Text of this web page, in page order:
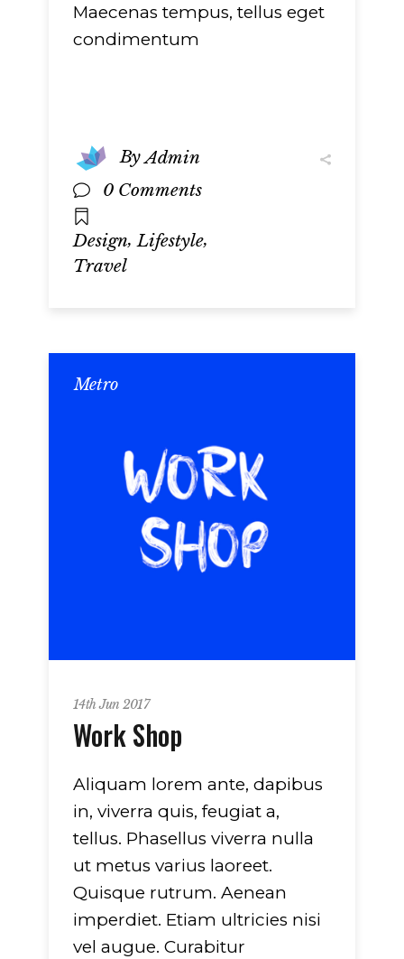
Maecenas tempus, tellus eget
condimentum
ByAdmin
0 Comments
Design, Lifestyle,
Travel
Metro
14th Jun 2017
Work Shop
Aliquam lorem ante, dapibus
in, viverra quis, feugiat a,
tellus. Phasellus viverra nulla
ut metus varius laoreet.
Quisque rutrum. Aenean
imperdiet. Etiam ultricies nisi
vel augue. Curabitur